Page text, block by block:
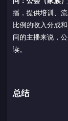
播，提供培训、
比例的收入分成
间的主播来说，
读。
总结